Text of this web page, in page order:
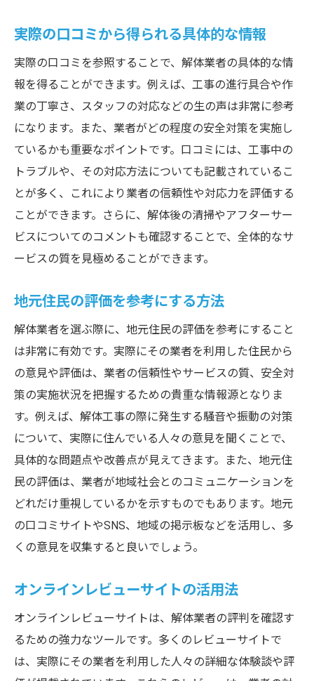
口コミで避けるべき業者の特徴
口コミを活用した業者との交渉術
愛知県の解体工事、口コミで選ぶ最良の方法と
は
最良の解体業者を選ぶための口コミ活用法
口コミで選ぶべき業者の特徴
地元住民の口コミを参考にするメリット
口コミと実績を比較する方法
口コミを通じた業者選びのコツ
ト
解体業者の実績を口コミで確認する方法
口コミで見る実績の多い業者の特徴
実績と口コミの一致を確認する重要性
口コミと実績から見る業者の信頼性
実績が豊富な業者を選ぶための口コミ活用
口コミで見極める実績豊富な業者の選び方
安全対策が徹底された解体業者を口コミで見極
める
安全対策の徹底度を口コミで確認する方法
安全対策を重視する解体業者の選び方
口コミで確認すべき安全対策の内容
安全対策が評価されている業者の特徴
口コミで安全対策を見極めるポイント
実際の口コミから得られる具体的な情報
実際の口コミを参照することで、解体業者の具体的な情
報を得ることができます。例えば、工事の進行具合や作
業の丁寧さ、スタッフの対応などの生の声は非常に参考
になります。また、業者がどの程度の安全対策を実施し
ているかも重要なポイントです。口コミには、工事中の
トラブルや、その対応方法についても記載されているこ
とが多く、これにより業者の信頼性や対応力を評価する
ことができます。さらに、解体後の清掃やアフターサー
ビスについてのコメントも確認することで、全体的なサ
ービスの質を見極めることができます。
地元住民の評価を参考にする方法
解体業者を選ぶ際に、地元住民の評価を参考にすること
は非常に有効です。実際にその業者を利用した住民から
の意見や評価は、業者の信頼性やサービスの質、安全対
策の実施状況を把握するための貴重な情報源となりま
す。例えば、解体工事の際に発生する騒音や振動の対策
について、実際に住んでいる人々の意見を聞くことで、
具体的な問題点や改善点が見えてきます。また、地元住
民の評価は、業者が地域社会とのコミュニケーションを
どれだけ重視しているかを示すものでもあります。地元
の口コミサイトやSNS、地域の掲示板などを活用し、多
くの意見を収集すると良いでしょう。
オンラインレビューサイトの活用法
オンラインレビューサイトは、解体業者の評判を確認す
るための強力なツールです。多くのレビューサイトで
は、実際にその業者を利用した人々の詳細な体験談や評